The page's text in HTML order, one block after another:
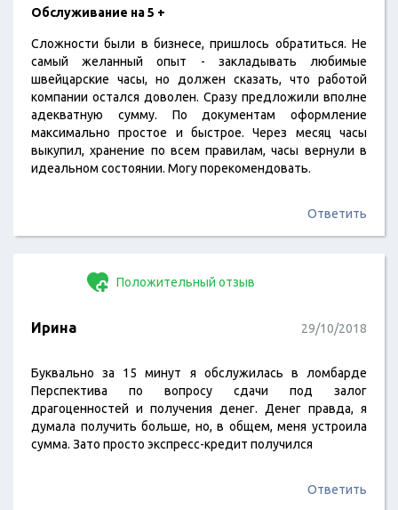
Обслуживание на 5 +
Сложности были в бизнесе, пришлось обратиться. Не
самый желанный опыт - закладывать любимые
швейцарские часы, но должен сказать, что работой
компании остался доволен. Сразу предложили вполне
адекватную сумму. По документам оформление
максимально простое и быстрое. Через месяц часы
выкупил, хранение по всем правилам, часы вернули в
идеальном состоянии. Могу порекомендовать.
Ответить
Положительный отзыв
Ирина 29/10/2018
Буквально за 15 минут я обслужилась в ломбарде
Перспектива по вопросу сдачи под залог
драгоценностей и получения денег. Денег правда, я
думала получить больше, но, в общем, меня устроила
сумма. Зато просто экспресс-кредит получился
Ответить